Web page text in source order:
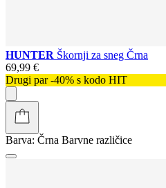
HUNTER Škornji za sneg Črna
69,99 €
Drugi par -40% s kodo HIT
Barva: Črna Barvne različice